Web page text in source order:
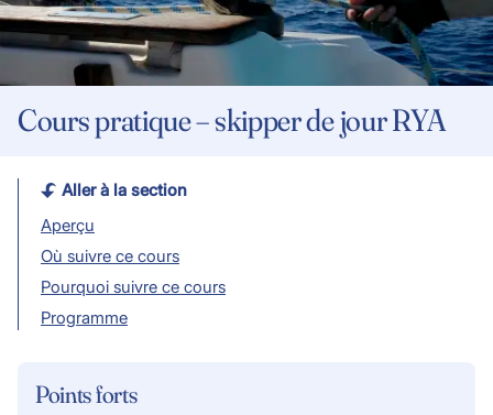
Cours pratique – skipper de jour RYA
Aller à la section
Aperçu
Où suivre ce cours
Pourquoi suivre ce cours
Programme
Points forts